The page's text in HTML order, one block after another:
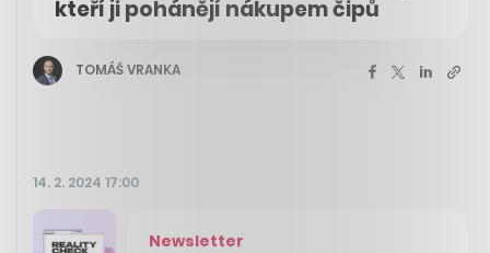
kteří ji pohánějí nákupem čipů
TOMÁŠ VRANKA
14. 2. 2024 17:00
Newsletter